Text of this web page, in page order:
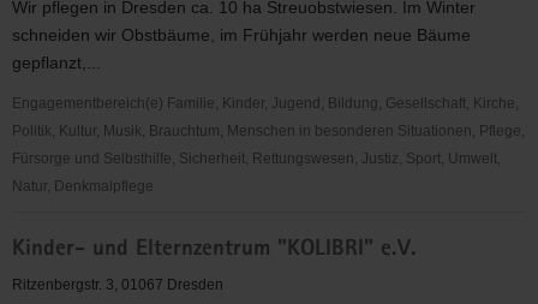
AuditivVokal
Dresden
Wir pflegen in Dresden ca. 10 ha Streuobstwiesen. Im Winter
schneiden wir Obstbäume, im Frühjahr werden neue Bäume
gepflanzt,...
Engagementbereich(e) Familie, Kinder, Jugend, Bildung, Gesellschaft, Kirche,
Politik, Kultur, Musik, Brauchtum, Menschen in besonderen Situationen, Pflege,
Fürsorge und Selbsthilfe, Sicherheit, Rettungswesen, Justiz, Sport, Umwelt,
Natur, Denkmalpflege
Streuobstwiesen
der
Kinder- und Elternzentrum "KOLIBRI" e.V.
Ritzenbergstr. 3, 01067 Dresden